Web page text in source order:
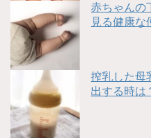
赤ちゃんの
見る健康な
搾乳した母
出する時は